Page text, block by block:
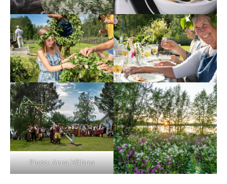
Photo: Anna Hållams